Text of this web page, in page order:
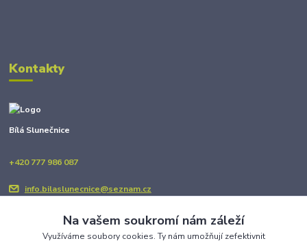
Kontakty
Bílá Slunečnice
+420 777 986 087
info.bilaslunecnice@seznam.cz
Na vašem soukromí nám záleží
Využíváme soubory cookies. Ty nám umožňují zefektivnit